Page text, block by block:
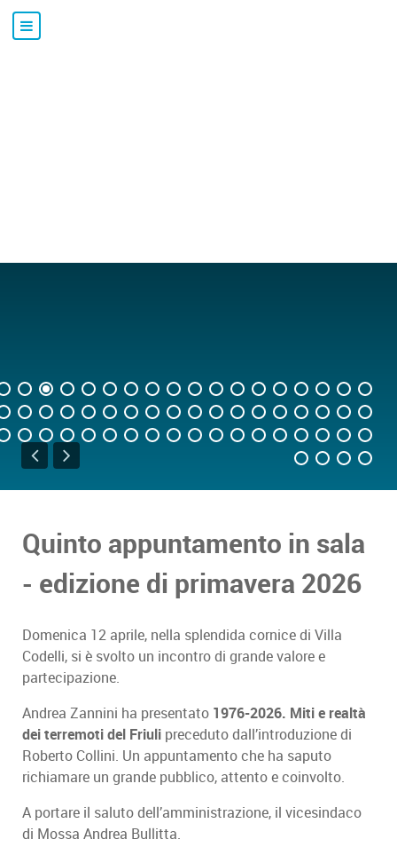
Quinto appuntamento in sala
- edizione di primavera 2026
Domenica 12 aprile, nella splendida cornice di Villa
Codelli, si è svolto un incontro di grande valore e
partecipazione.
Andrea Zannini ha presentato 1976-2026. Miti e realtà
dei terremoti del Friuli preceduto dall’introduzione di
Roberto Collini. Un appuntamento che ha saputo
richiamare un grande pubblico, attento e coinvolto.
A portare il saluto dell’amministrazione, il vicesindaco
di Mossa Andrea Bullitta.